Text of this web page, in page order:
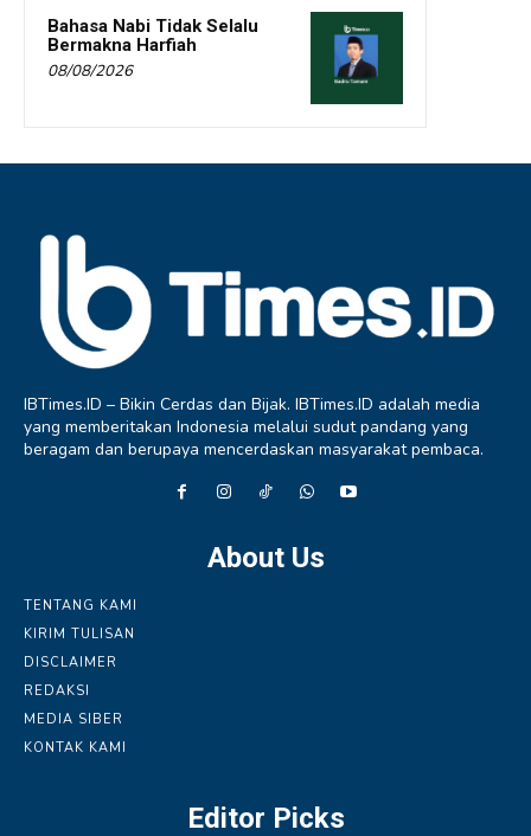
Bahasa Nabi Tidak Selalu
Bermakna Harfiah
08/08/2026
IBTimes.ID – Bikin Cerdas dan Bijak. IBTimes.ID adalah media
yang memberitakan Indonesia melalui sudut pandang yang
beragam dan berupaya mencerdaskan masyarakat pembaca.
About Us
TENTANG KAMI
KIRIM TULISAN
DISCLAIMER
REDAKSI
MEDIA SIBER
KONTAK KAMI
Editor Picks